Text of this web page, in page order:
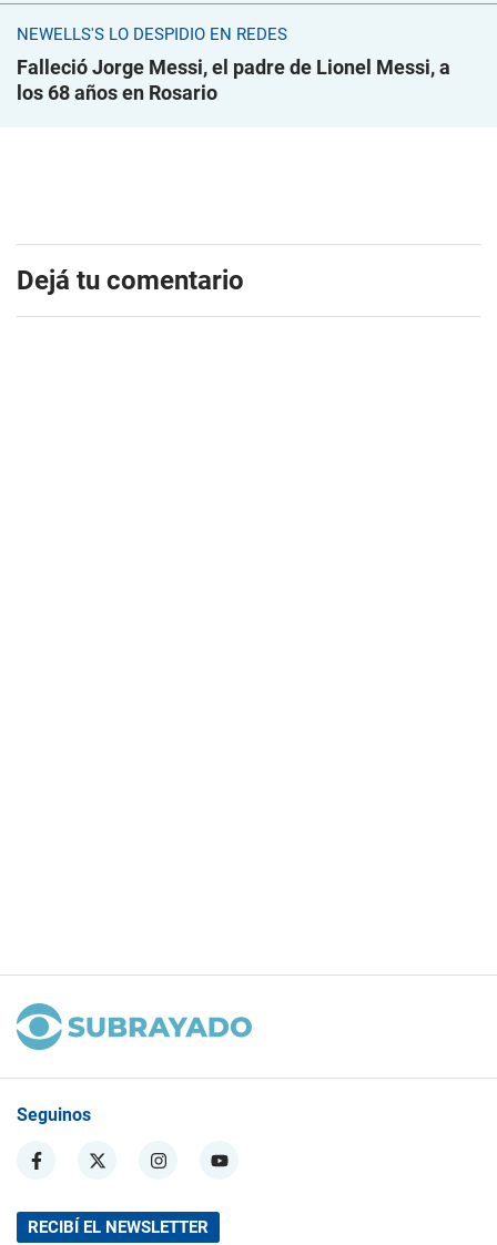
NEWELLS'S LO DESPIDIÓ EN REDES
Falleció Jorge Messi, el padre de Lionel Messi, a
los 68 años en Rosario
Dejá tu comentario
Seguinos
RECIBÍ EL NEWSLETTER